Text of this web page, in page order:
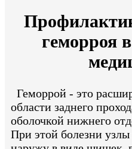
геморроя
Геморрой - это
области заднего
оболочкой нижнего
При этой болезни узлы